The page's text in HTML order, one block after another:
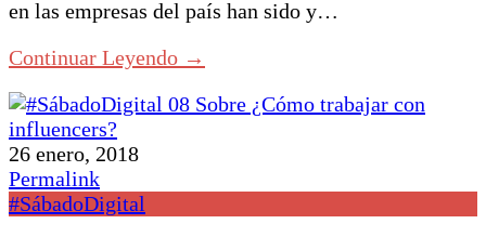
en las empresas del país han sido y…
Continuar Leyendo →
26 enero, 2018
Permalink
#SábadoDigital